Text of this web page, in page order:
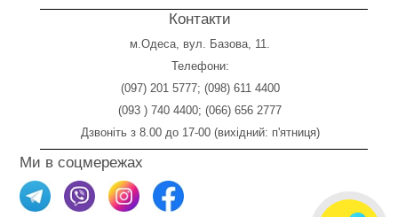
Контакти
м.Одеса, вул. Базова, 11.
Телефони:
(097) 201 5777; (098) 611 4400
(093 ) 740 4400; (066) 656 2777
Дзвоніть з 8.00 до 17-00 (вихідний: п'ятниця)
Ми в соцмережах